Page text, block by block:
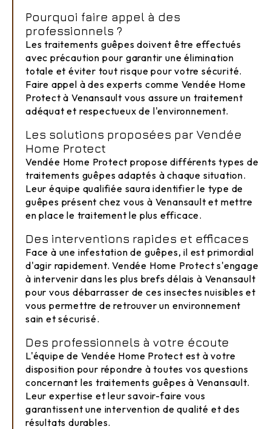
Pourquoi faire appel à des
professionnels ?
Les traitements guêpes doivent être effectués
avec précaution pour garantir une élimination
totale et éviter tout risque pour votre sécurité.
Faire appel à des experts comme Vendée Home
Protect à Venansault vous assure un traitement
adéquat et respectueux de l'environnement.
Les solutions proposées par Vendée
Home Protect
Vendée Home Protect propose différents types de
traitements guêpes adaptés à chaque situation.
Leur équipe qualifiée saura identifier le type de
guêpes présent chez vous à Venansault et mettre
en place le traitement le plus efficace.
Des interventions rapides et efficaces
Face à une infestation de guêpes, il est primordial
d'agir rapidement. Vendée Home Protect s'engage
à intervenir dans les plus brefs délais à Venansault
pour vous débarrasser de ces insectes nuisibles et
vous permettre de retrouver un environnement
sain et sécurisé.
Des professionnels à votre écoute
L'équipe de Vendée Home Protect est à votre
disposition pour répondre à toutes vos questions
concernant les traitements guêpes à Venansault.
Leur expertise et leur savoir-faire vous
garantissent une intervention de qualité et des
résultats durables.